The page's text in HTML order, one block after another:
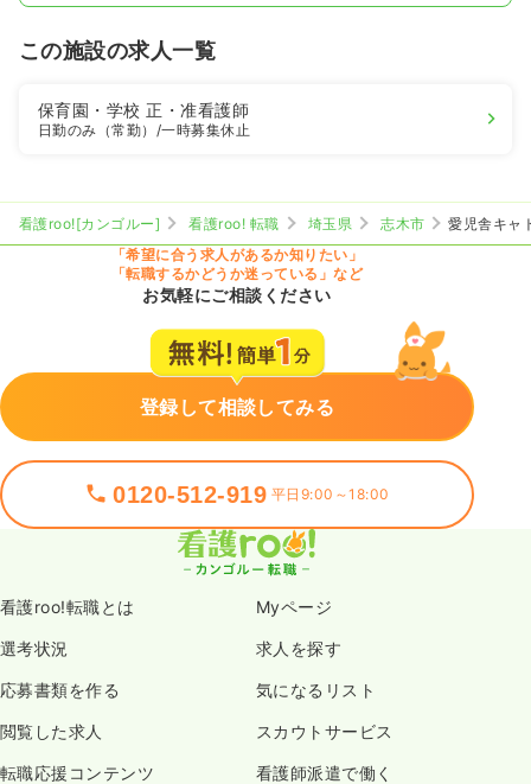
この施設の求人一覧
保育園・学校正・准看護師
日勤のみ（常勤） /一時募集休止
看護roo![カンゴルー] 看護roo! 転職 埼玉県 志木市
愛児舎キャ
「希望に合う求人があるか知りたい」
「転職するかどうか迷っている」など
お気軽にご相談ください
登録して相談してみる
0120-512-919 平日9:00～18:00
看護roo!転職とは Myページ
選考状況 求人を探す
応募書類を作る 気になるリスト
閲覧した求人 スカウトサービス
転職応援コンテンツ 看護師派遣で働く